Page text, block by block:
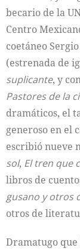
becario de la
Centro
coetáneo
(estrenada de
suplicante, y
Pastores de la
dramáticos, el
generoso en el
escribió nueve
sol, El tren que
libros de
gusano y otros
otros de
Dramatugo